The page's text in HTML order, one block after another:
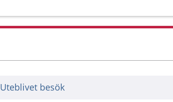
Uteblivet besök